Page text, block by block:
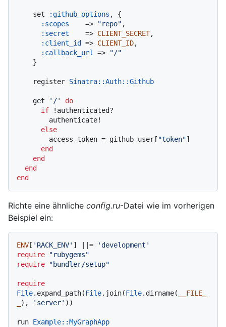
    set
:github_options , {
:scopes
    =>
"repo" ,
:secret
    =>
CLIENT_SECRET,
:client_id
=> CLIENT_ID,
:callback_url
=>
"/"
    register
Sinatra: :Auth: :Github
    get
'/'
do
if !authenticated?
else
        access_token = github_user[
"token"]
end
end
end
end
Richte eine ähnliche config.ru-Datei wie im vorherigen
Beispiel ein:
ENV [ 'RACK_ENV' ] | |=
'development'
require
"rubygems"
require
"bundler/setup"
require
File.expand_path(File.join(File.dirname(
__FILE_
), 'server' ))
run Example: :MyGraphApp